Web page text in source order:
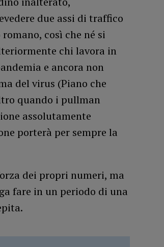
due assi di traffico
così che né si
chi lavora in
e ancora non
del virus (Piano che
quando i pullman
assolutamente
porterà per sempre la
dei propri numeri, ma
fare in un periodo di una